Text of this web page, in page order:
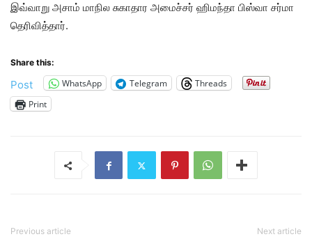
இவ்வாறு அசாம் மாநில சுகாதார அமைச்சர் ஹிமந்தா பிஸ்வா சர்மா
தெரிவித்தார்.
Share this:
Post WhatsApp Telegram
Threads
Print
Previous article Next article